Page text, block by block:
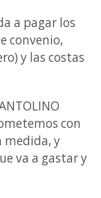
a pagar los
convenio,
y las costas
con
medida, y
va a gastar y